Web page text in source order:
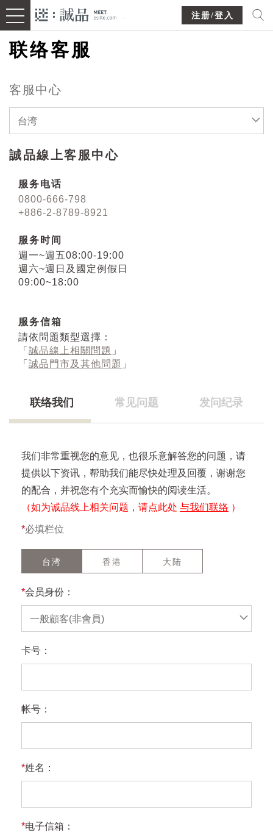
注册/登入
联络客服
客服中心
台湾
誠品線上客服中心
服务电话
0800-666-798
+886-2-8789-8921
服务时间
週一~週五08:00-19:00
週六~週日及國定例假日
09:00~18:00
服务信箱
請依問題類型選擇：
「 誠品線上相關問題 」
「 誠品門市及其他問題 」
联络我们 常见问题 发问纪录
我们非常重视您的意见，也很乐意解答您的问题，请
提供以下资讯，帮助我们能尽快处理及回覆，谢谢您
的配合，并祝您有个充实而愉快的阅读生活。
（如为诚品线上相关问题，请点此处 与我们联络 ）
*必填栏位
台湾 香港 大陆
*会员身份：
一般顧客(非會員)
卡号：
帐号：
*姓名：
*电子信箱：